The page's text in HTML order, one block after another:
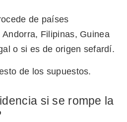
de países
Filipinas, Guinea
o si es de origen sefardí.
de los supuestos.
si se rompe la